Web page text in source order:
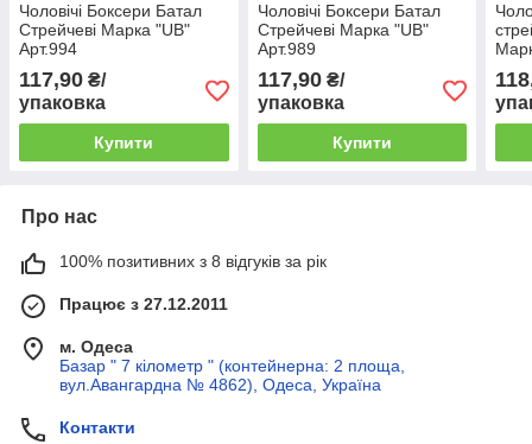
Чоловічі Боксери Батал
Стрейчеві Марка "UB"
Арт.994
117,90 ₴/
упаковка
Купити
Чоловічі Боксери Батал
Стрейчеві Марка "UB"
Арт.989
117,90₴/
упаковка
Купити
Про нас
100% позитивних з 8 відгуків за рік
Працює з 27.12.2011
м. Одеса
Базар " 7 кілометр " (контейнерна: 2 площа,
вул.Авангардна № 4862), Одеса, Україна
Контакти